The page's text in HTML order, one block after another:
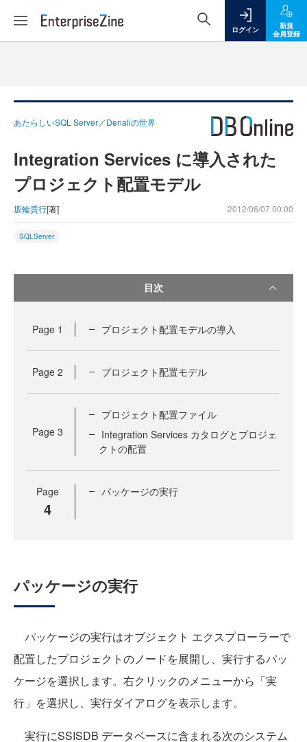
ログイン
新規
会員登録
あたらしいSQL Server／Denaliの世界
Integration Services に導入された
プロジェクト配置モデル
坂輪貴行[著] 2012/06/07 00:00
SQLServer
目次
Page 1 プロジェクト配置モデルの導入
Page 2 プロジェクト配置モデル
Page 3
プロジェクト配置ファイル
Integration Services カタログとプロジェ
クトの配置
Page
4
パッケージの実行
パッケージの実行
パッケージの実行はオブジェクト エクスプローラーで
配置したプロジェクトのノードを展開し、実行するパッ
ケージを選択します。右クリックのメニューから「実
行」を選択し、実行ダイアログを表示します。
実行にSSISDB データベースに含まれる次のシステム